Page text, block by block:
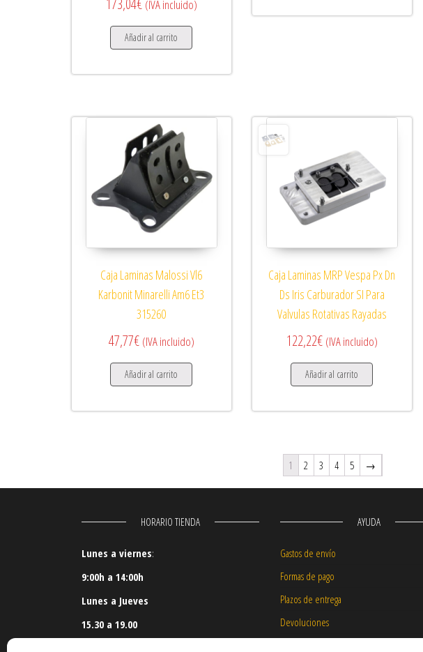
(IVA incluido)
Añadir al carrito
Caja Laminas Malossi Vl6
Karbonit Minarelli Am6 Et3
315260
47,77€ (IVA incluido)
Añadir al carrito
Caja Laminas MRP Vespa Px Dn
Ds Iris Carburador SI Para
Valvulas Rotativas Rayadas
122,22€ (IVA incluido)
Añadir al carrito
1 2 3 4 5 →
HORARIO TIENDA
Lunes a viernes:
9:00h a 14:00h
Lunes a Jueves
15.30 a 19.00
AYUDA
Gastos de envío
Formas de pago
Plazos de entrega
Devoluciones